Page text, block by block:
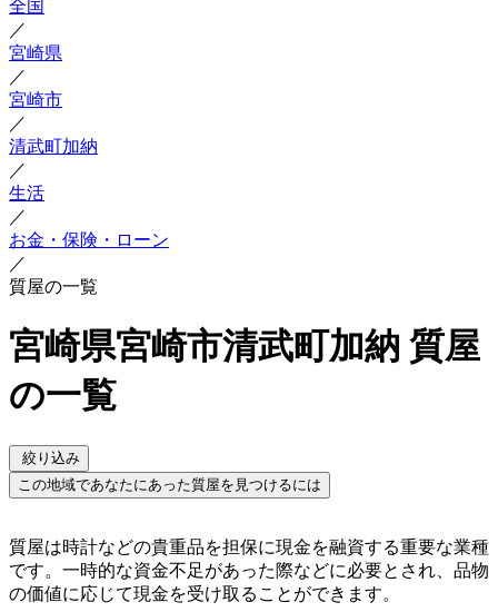
全国
／
宮崎県
／
宮崎市
／
清武町加納
／
生活
／
お金・保険・ローン
／
質屋の一覧
宮崎県宮崎市清武町加納 質屋
の一覧
絞り込み
この地域であなたにあった質屋を見つけるには
質屋は時計などの貴重品を担保に現金を融資する重要な業種
です。一時的な資金不足があった際などに必要とされ、品物
の価値に応じて現金を受け取ることができます。